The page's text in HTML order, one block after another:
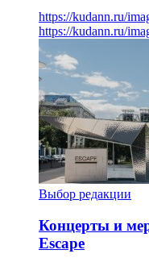
https://kudann.ru/
https://kudann.ru/
Выбор редакции
Концерты и
Escape